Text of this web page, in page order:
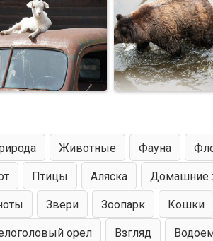
Белоголовый
орел
Колибри
Знакомый
персонаж
Бурый
Животные Фауна
Птицы Аляска
Домашние
Звери Зоопарк
Кошки
орел
Взгляд